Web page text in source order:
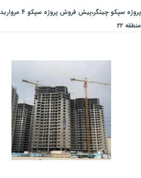
پروژه سپکو چیتگر،پیش فروش
منطقه 22